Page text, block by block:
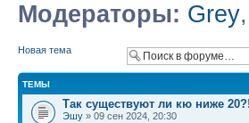
Модераторы: Grey,
Новая тема
ТЕМЫ
Так существуют ли кю ниже 20?!
Эшу » 09 сен 2024, 20:30